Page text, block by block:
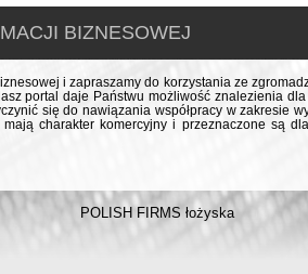
BIZNESOWEJ
i zapraszamy do korzystania ze
portal daje Państwu możliwość znalezienia
się do nawiązania współpracy w zakresie
charakter komercyjny i przeznaczone są
POLISH FIRMS łożyska